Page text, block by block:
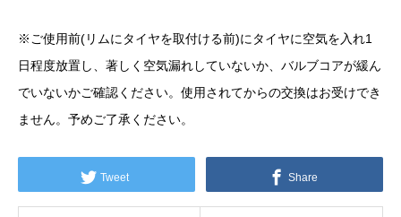
※ご使用前(リムにタイヤを取付ける前)にタイヤに空気を入れ1
日程度放置し、著しく空気漏れしていないか、バルブコアが緩ん
でいないかご確認ください。使用されてからの交換はお受けでき
ません。予めご了承ください。
Tweet Share